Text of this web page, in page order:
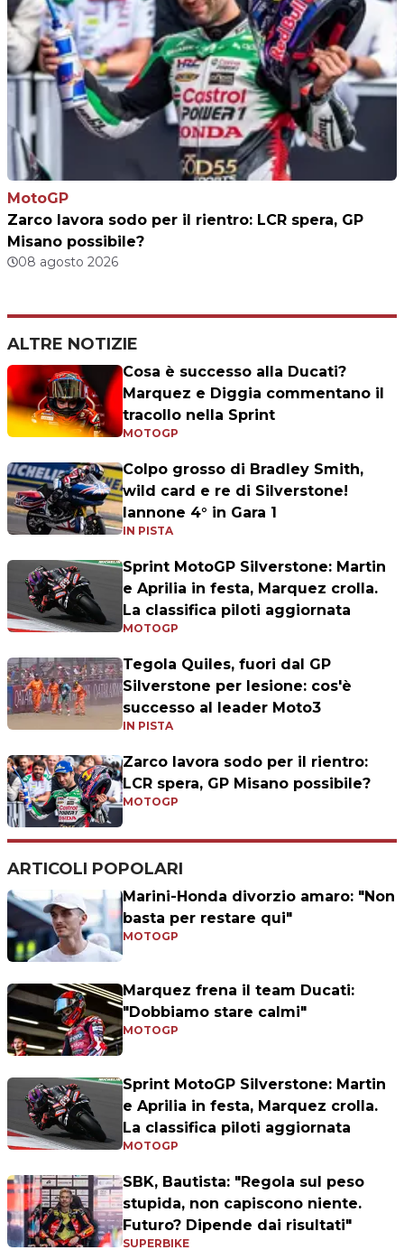
MotoGP
Zarco lavora sodo per il rientro: LCR spera, GP
Misano possibile?
08 agosto 2026
ALTRE NOTIZIE
Cosa è successo alla Ducati?
Marquez e Diggia commentano il
tracollo nella Sprint
MOTOGP
Colpo grosso di Bradley Smith,
wild card e re di Silverstone!
Iannone 4° in Gara 1
IN PISTA
Sprint MotoGP Silverstone: Martin
e Aprilia in festa, Marquez crolla.
La classifica piloti aggiornata
MOTOGP
Tegola Quiles, fuori dal GP
Silverstone per lesione: cos'è
successo al leader Moto3
IN PISTA
Zarco lavora sodo per il rientro:
LCR spera, GP Misano possibile?
MOTOGP
ARTICOLI POPOLARI
Marini-Honda divorzio amaro: "Non
basta per restare qui"
MOTOGP
Marquez frena il team Ducati:
"Dobbiamo stare calmi"
MOTOGP
Sprint MotoGP Silverstone: Martin
e Aprilia in festa, Marquez crolla.
La classifica piloti aggiornata
MOTOGP
SBK, Bautista: "Regola sul peso
stupida, non capiscono niente.
Futuro? Dipende dai risultati"
SUPERBIKE